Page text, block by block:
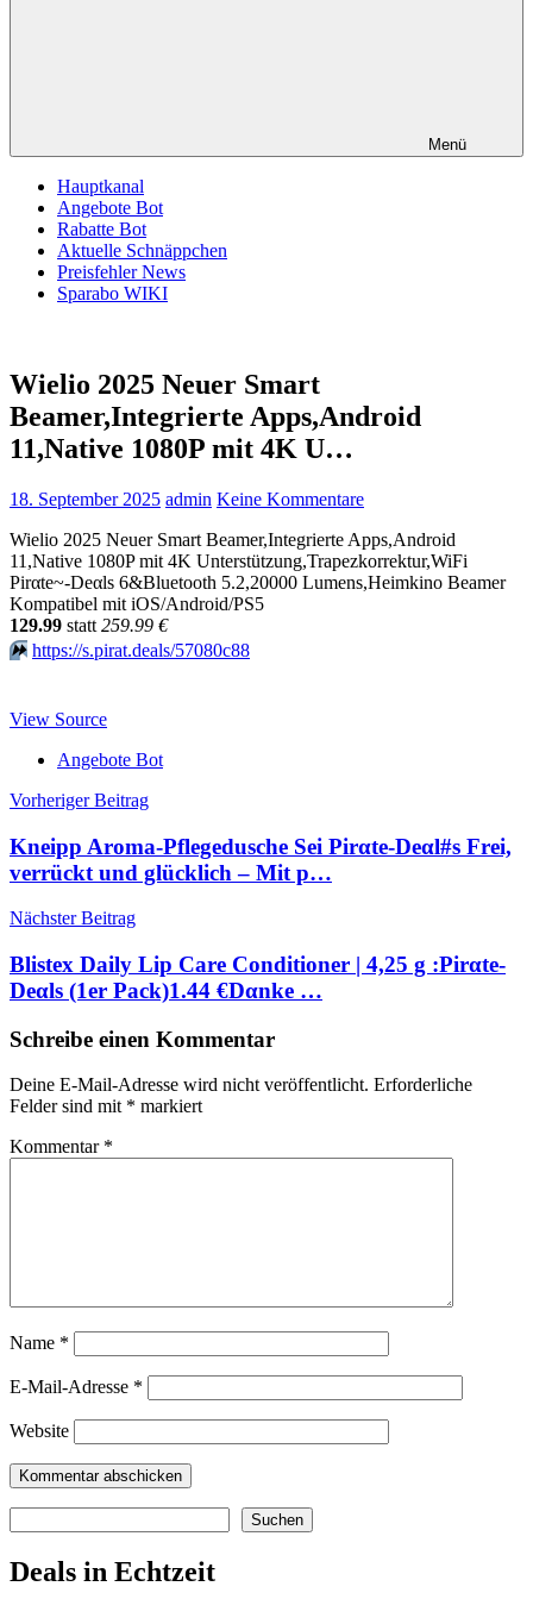
Menü
Hauptkanal
Angebote Bot
Rabatte Bot
Aktuelle Schnäppchen
Preisfehler News
Sparabo WIKI
Wielio 2025 Neuer Smart
Beamer,Integrierte Apps,Android
11,Native 1080P mit 4K U…
18. September 2025 admin Keine Kommentare
Wielio 2025 Neuer Smart Beamer,Integrierte Apps,Android
11,Native 1080P mit 4K Unterstützung,Trapezkorrektur,WiFi
Pirαtе~-Dеαls 6&Bluetooth 5.2,20000 Lumens,Heimkino Beamer
Kompatibel mit iOS/Android/PS5
129.99 statt 259.99 €
⏩️ https://s.pirat.deals/57080c88
View Source
Angebote Bot
Beitragsnavigation
Vorheriger Beitrag
Kneipp Aroma-Pflegedusche Sei Pirαtе-Dеαl#s Frei,
verrückt und glücklich – Mit p…
Nächster Beitrag
Blistex Daily Lip Care Conditioner | 4,25 g :Pirαtе-
Dеαls (1er Pack)1.44 €Dαnkе …
Schreibe einen Kommentar
Deine E-Mail-Adresse wird nicht veröffentlicht. Erforderliche
Felder sind mit * markiert
Kommentar *
Name *
E-Mail-Adresse *
Website
Suchen
Deals in Echtzeit